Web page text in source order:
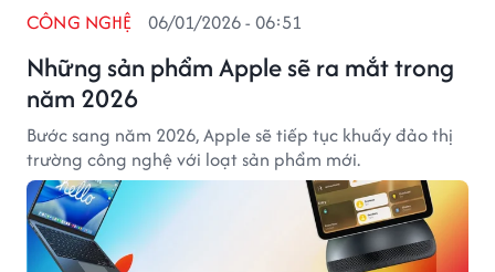
Những sản phẩm Apple sẽ ra mắt trong
năm 2026
CÔNG NGHỆ 06/01/2026 - 06:51
Bước sang năm 2026, Apple sẽ tiếp tục khuấy đảo thị
trường công nghệ với loạt sản phẩm mới.